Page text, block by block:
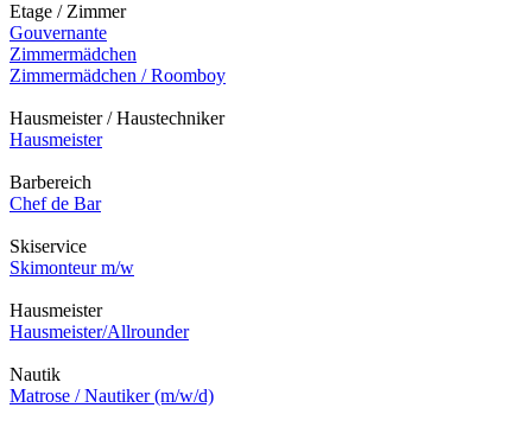
Etage / Zimmer
Gouvernante
Zimmermädchen
Zimmermädchen / Roomboy
Hausmeister / Haustechniker
Hausmeister
Barbereich
Chef de Bar
Skiservice
Skimonteur m/w
Hausmeister
Hausmeister/Allrounder
Nautik
Matrose / Nautiker (m/w/d)